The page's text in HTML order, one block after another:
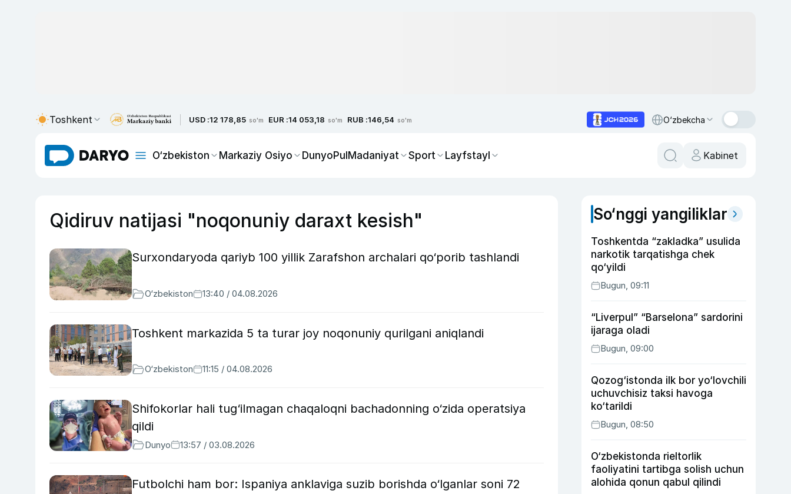
Toshkent USD :12 178,85 so'm EUR :14 053,18 so'm RUB :146,54 so'm O‘zbekcha
O‘zbekiston Markaziy Osiyo DunyoPulMadaniyat Sport Layfstayl Kabinet
Qidiruv natijasi "noqonuniy daraxt kesish"
Surxondaryoda qariyb 100 yillik Zarafshon archalari qo‘porib tashlandi
O‘zbekiston 13:40 / 04.08.2026
Toshkent markazida 5 ta turar joy noqonuniy qurilgani aniqlandi
O‘zbekiston 11:15 / 04.08.2026
Shifokorlar hali tug‘ilmagan chaqaloqni bachadonning o‘zida operatsiya
qildi
Dunyo 13:57 / 03.08.2026
Futbolchi ham bor: Ispaniya anklaviga suzib borishda o‘lganlar soni 72
So‘nggi yangiliklar
Toshkentda “zakladka” usulida
narkotik tarqatishga chek
qo‘yildi
Bugun, 09:11
“Liverpul” “Barselona” sardorini
ijaraga oladi
Bugun, 09:00
Qozog‘istonda ilk bor yo‘lovchili
uchuvchisiz taksi havoga
ko‘tarildi
Bugun, 08:50
O‘zbekistonda rieltorlik
faoliyatini tartibga solish uchun
alohida qonun qabul qilindi